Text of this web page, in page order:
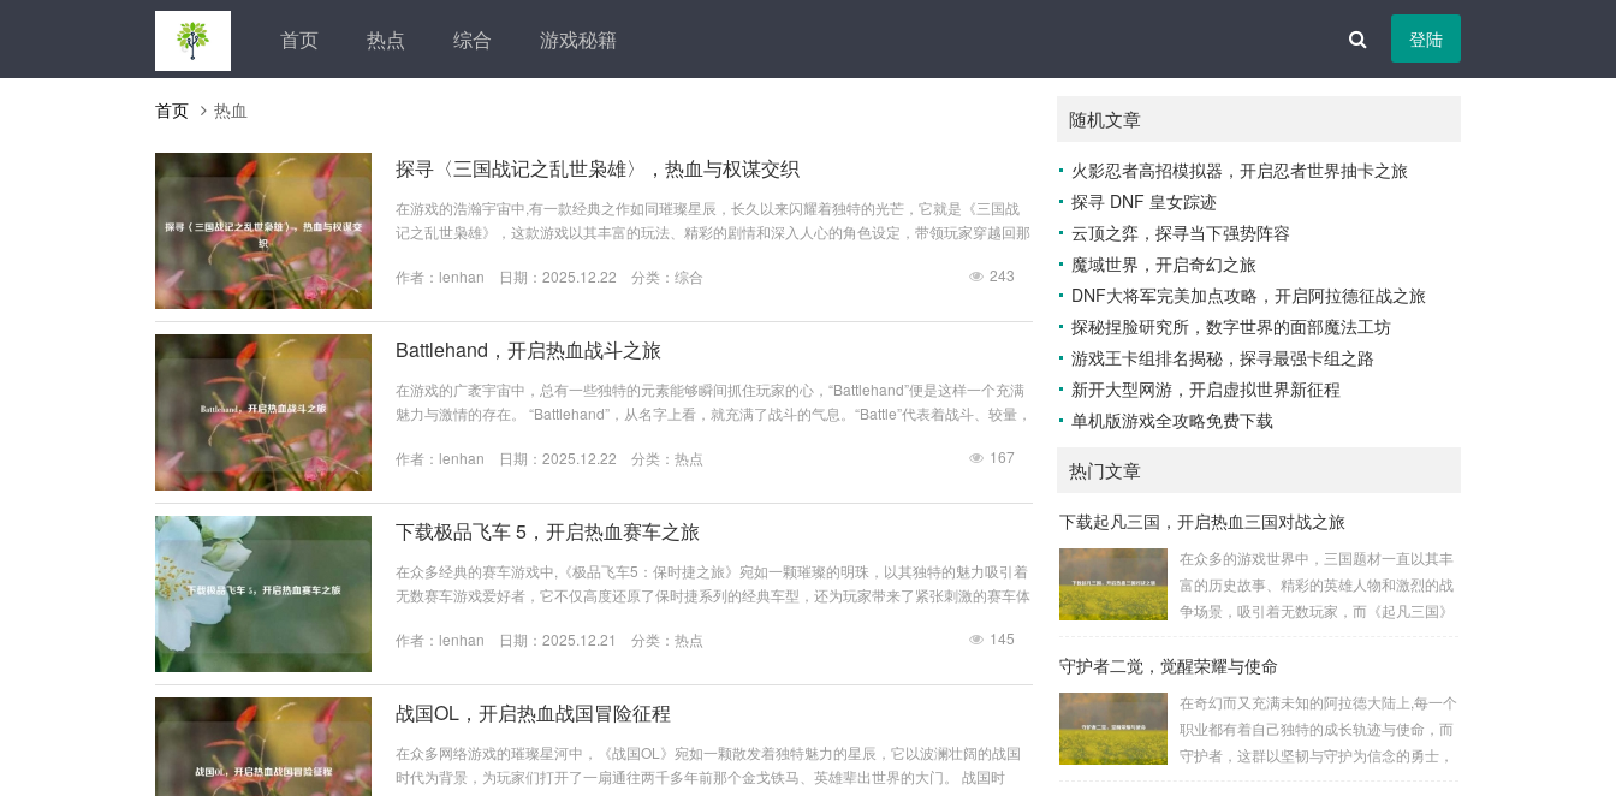
首页 热点 综合 游戏秘籍 登陆
首页 热血
探寻〈三国战记之乱世枭雄〉，热血与权谋交织
在游戏的浩瀚宇宙中,有一款经典之作如同璀璨星辰，长久以来闪耀着独特的光芒，它就是《三国战
记之乱世枭雄》，这款游戏以其丰富的玩法、精彩的剧情和深入人心的角色设定，带领玩家穿越回那
这个时期，汉室衰微，天下大乱，各路诸侯纷纷崛起，形成了一个个强大的军事集团，游戏巧妙地将
操以少胜多击败袁绍，奠定统一北方的基础...
作者： lenhan 日期：2025.12.22 分类： 综合 243
Battlehand，开启热血战斗之旅
在游戏的广袤宇宙中，总有一些独特的元素能够瞬间抓住玩家的心，“Battlehand”便是这样一个充满
魅力与激情的存在。 “Battlehand”，从名字上看，就充满了战斗的气息。“Battle”代表着战斗、较量，
钥匙,打开了一个热血沸腾的战斗世界。 想象一下，当你踏入“Battlehand”所构建的世界，那是一个充
作者： lenhan 日期：2025.12.22 分类： 热点 167
下载极品飞车 5，开启热血赛车之旅
在众多经典的赛车游戏中,《极品飞车5：保时捷之旅》宛如一颗璀璨的明珠，以其独特的魅力吸引着
无数赛车游戏爱好者，它不仅高度还原了保时捷系列的经典车型，还为玩家带来了紧张刺激的赛车体
力，它以保时捷汽车为主题，收录了从经典到现代的众多保时捷车型，每一辆车都经过精心的建模和
一大亮点，从蜿蜒曲折的山间小道到宽阔...
作者： lenhan 日期：2025.12.21 分类： 热点 145
战国OL，开启热血战国冒险征程
在众多网络游戏的璀璨星河中，《战国OL》宛如一颗散发着独特魅力的星辰，它以波澜壮阔的战国
时代为背景，为玩家们打开了一扇通往两千多年前那个金戈铁马、英雄辈出世界的大门。 战国时
随机文章
火影忍者高招模拟器，开启忍者世界抽卡之旅
探寻 DNF 皇女踪迹
云顶之弈，探寻当下强势阵容
魔域世界，开启奇幻之旅
DNF大将军完美加点攻略，开启阿拉德征战之旅
探秘捏脸研究所，数字世界的面部魔法工坊
游戏王卡组排名揭秘，探寻最强卡组之路
新开大型网游，开启虚拟世界新征程
单机版游戏全攻略免费下载
热门文章
下载起凡三国，开启热血三国对战之旅
在众多的游戏世界中，三国题材一直以其丰
富的历史故事、精彩的英雄人物和激烈的战
争场景，吸引着无数玩家，而《起凡三国》
氛围，成为了许多三国游戏爱好者的心头
三国下载,开启一段热血的三国对战之旅。
《起凡三国》为玩家们构建了一个充满激情
与挑战的三国战场，你可以化身为三国时期
守护者二觉，觉醒荣耀与使命
在奇幻而又充满未知的阿拉德大陆上,每一个
职业都有着自己独特的成长轨迹与使命，而
守护者，这群以坚韧与守护为信念的勇士，